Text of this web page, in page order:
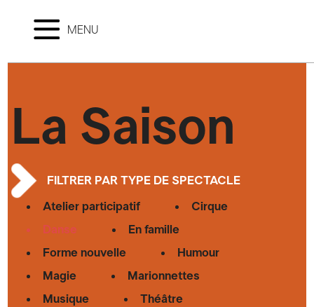
MENU
La Saison
FILTRER PAR TYPE DE SPECTACLE
Atelier participatif
Cirque
Danse
En famille
Forme nouvelle
Humour
Magie
Marionnettes
Musique
Théâtre